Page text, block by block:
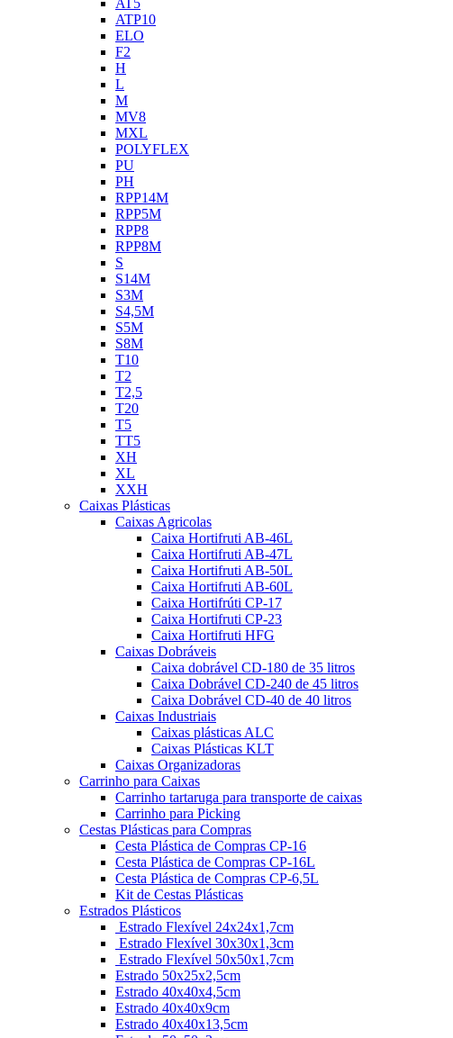
AT5
ATP10
ELO
F2
H
L
M
MV8
MXL
POLYFLEX
PU
PH
RPP14M
RPP5M
RPP8
RPP8M
S
S14M
S3M
S4,5M
S5M
S8M
T10
T2
T2,5
T20
T5
TT5
XH
XL
XXH
Caixas Plásticas
Caixas Agricolas
Caixa Hortifruti AB-46L
Caixa Hortifruti AB-47L
Caixa Hortifruti AB-50L
Caixa Hortifruti AB-60L
Caixa Hortifrúti CP-17
Caixa Hortifruti CP-23
Caixa Hortifruti HFG
Caixas Dobráveis
Caixa dobrável CD-180 de 35 litros
Caixa Dobrável CD-240 de 45 litros
Caixa Dobrável CD-40 de 40 litros
Caixas Industriais
Caixas plásticas ALC
Caixas Plásticas KLT
Caixas Organizadoras
Carrinho para Caixas
Carrinho tartaruga para transporte de caixas
Carrinho para Picking
Cestas Plásticas para Compras
Cesta Plástica de Compras CP-16
Cesta Plástica de Compras CP-16L
Cesta Plástica de Compras CP-6,5L
Kit de Cestas Plásticas
Estrados Plásticos
Estrado Flexível 24x24x1,7cm
Estrado Flexível 30x30x1,3cm
Estrado Flexível 50x50x1,7cm
Estrado 50x25x2,5cm
Estrado 40x40x4,5cm
Estrado 40x40x9cm
Estrado 40x40x13,5cm